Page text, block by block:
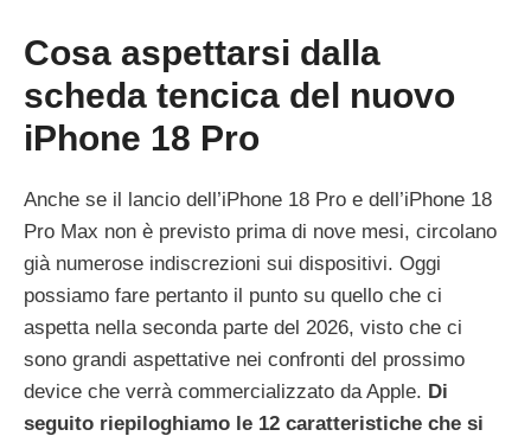
Cosa aspettarsi dalla
scheda tencica del nuovo
iPhone 18 Pro
Anche se il lancio dell’iPhone 18 Pro e dell’iPhone 18
Pro Max non è previsto prima di nove mesi, circolano
già numerose indiscrezioni sui dispositivi. Oggi
possiamo fare pertanto il punto su quello che ci
aspetta nella seconda parte del 2026, visto che ci
sono grandi aspettative nei confronti del prossimo
device che verrà commercializzato da Apple. Di
seguito riepiloghiamo le 12 caratteristiche che si